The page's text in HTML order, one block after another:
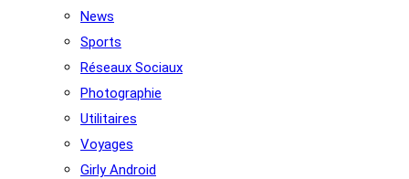
News
Sports
Réseaux Sociaux
Photographie
Utilitaires
Voyages
Girly Android